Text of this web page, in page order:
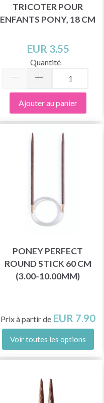
TRICOTER POUR
ENFANTS PONY, 18 CM
EUR 3.55
Quantité
Ajouter au panier
PONEY PERFECT
ROUND STICK 60 CM
(3.00-10.00MM)
Prix à partir de EUR 7.90
Voir toutes les options